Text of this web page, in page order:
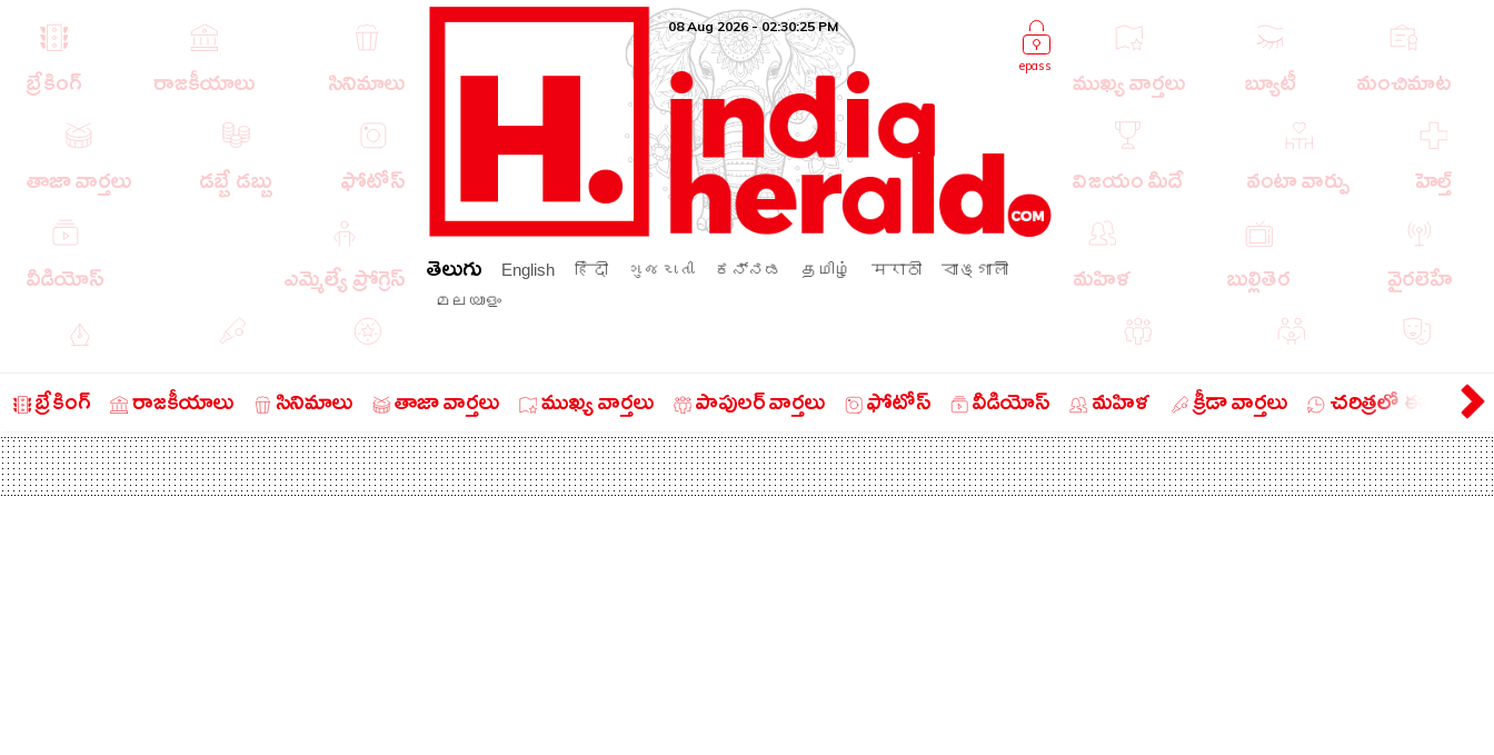
బ్రేకింగ్ రాజకీయాలు సినిమాలు
తాజా వార్తలు డబ్బే డబ్బు ఫోటోస్
వీడియోస్ ఎమ్మెల్యే ప్రోగ్రెస్
ఎడిటోరియల్
చరిత్రలో ఈ రోజు నేరాలు ఆటో
epass
08 Aug 2026 - 02:30:25 PM
తెలుగు English हिंदी ગુજરાતી ಕನ್ನಡ தமிழ் मराठी
বাঙ্গালী
മലയാളം
ముఖ్య వార్తలు బ్యూటీ మంచిమాట
విజయం మీదే వంటా వార్పు హెల్త్
మహిళ బుల్లితెర వైరలెహే
పాపులర్ వార్తలు
బిజినెస్ ఎడ్యుకేషన్ లైఫ్ స్టైల్
బ్రేకింగ్ రాజకీయాలు సినిమాలు తాజా వార్తలు ముఖ్య వార్తలు పాపులర్ వార్తలు ఫోటోస్ వీడియోస్ మహిళ క్రీడా వార్తలు చరిత్రలో ఈ రోజు